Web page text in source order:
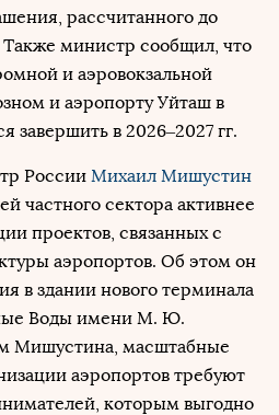
рассчитанного до
Также министр сообщил, что
и аэровокзальной
и аэропорту Уйташ в
завершить в 2026–2027 гг.
России Михаил Мишустин
частного сектора активнее
проектов, связанных с
аэропортов. Об этом он
в здании нового терминала
Воды имени М. Ю.
Мишустина, масштабные
аэропортов требуют
которым выгодно